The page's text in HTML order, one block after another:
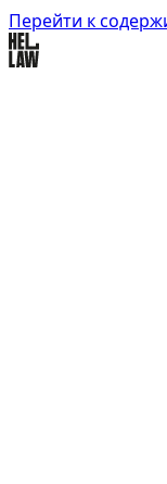
Перейти к